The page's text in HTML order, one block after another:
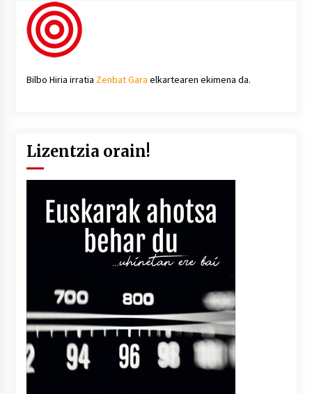
Bilbo Hiria irratia Zenbat Gara elkartearen ekimena da.
Lizentzia orain!